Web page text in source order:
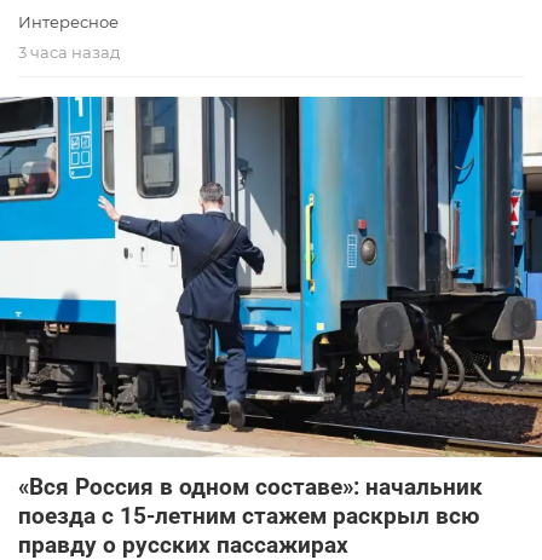
Интересное
3 часа назад
«Вся Россия в одном составе»: начальник
поезда с 15-летним стажем раскрыл всю
правду о русских пассажирах